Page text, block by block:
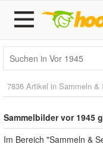
7836 Artikel in Sammeln &
Sammelbilder vor 1945
Im Bereich "Sammeln &